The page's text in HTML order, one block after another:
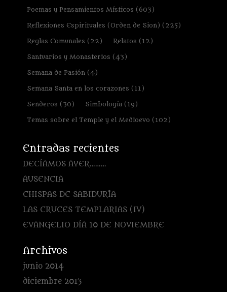
Poemas y Pensamientos Místicos (603)
Reflexiones Espirituales (Orden de Sion) (225)
Reglas Comunales (22) Relatos (12)
Santuarios y Monasterios (43)
Semana de Pasión(4)
Semana Santa en los corazones (11)
Senderos (30) Simbología(19)
Temas sobre el Temple y el Medioevo (102)
Entradas recientes
DECÍAMOS AYER………
AUSENCIA
CHISPAS DE SABIDURÍA
LAS CRUCES TEMPLARIAS (IV)
EVANGELIO DÍA 10 DE NOVIEMBRE
Archivos
junio 2014
diciembre 2013